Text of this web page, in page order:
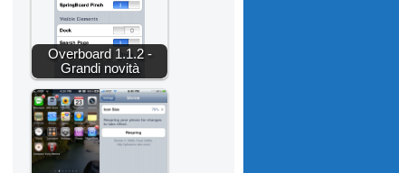
Overboard 1.1.2 -
Grandi novità